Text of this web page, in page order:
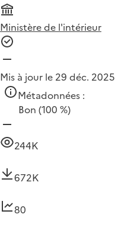
Ministère de l'intérieur
Mis à jour le 29 déc. 2025
Métadonnées :
Bon (100 %)
244K
672K
80